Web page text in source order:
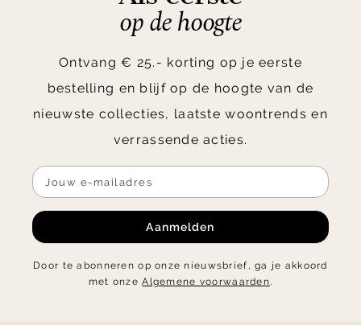
op de hoogte
Ontvang € 25.- korting op je eerste
bestelling en blijf op de hoogte van de
nieuwste collecties, laatste woontrends en
verrassende acties.
Aanmelden
Door te abonneren op onze nieuwsbrief, ga je akkoord
met onzeAlgemene voorwaarden